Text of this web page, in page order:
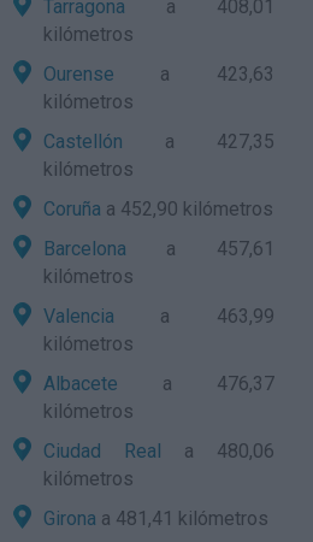
Tarragona a 408,01
kilómetros
Ourense a 423,63
kilómetros
Castellón a 427,35
kilómetros
Coruña a 452,90 kilómetros
Barcelona a 457,61
kilómetros
Valencia a 463,99
kilómetros
Albacete a 476,37
kilómetros
Ciudad Real a 480,06
kilómetros
Girona a 481,41 kilómetros